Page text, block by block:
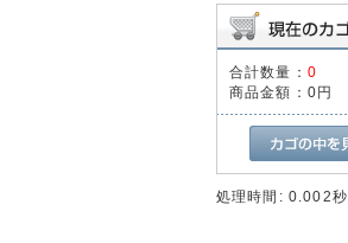
合計数量： 0
商品金額： 0円
処理時間: 0.002秒